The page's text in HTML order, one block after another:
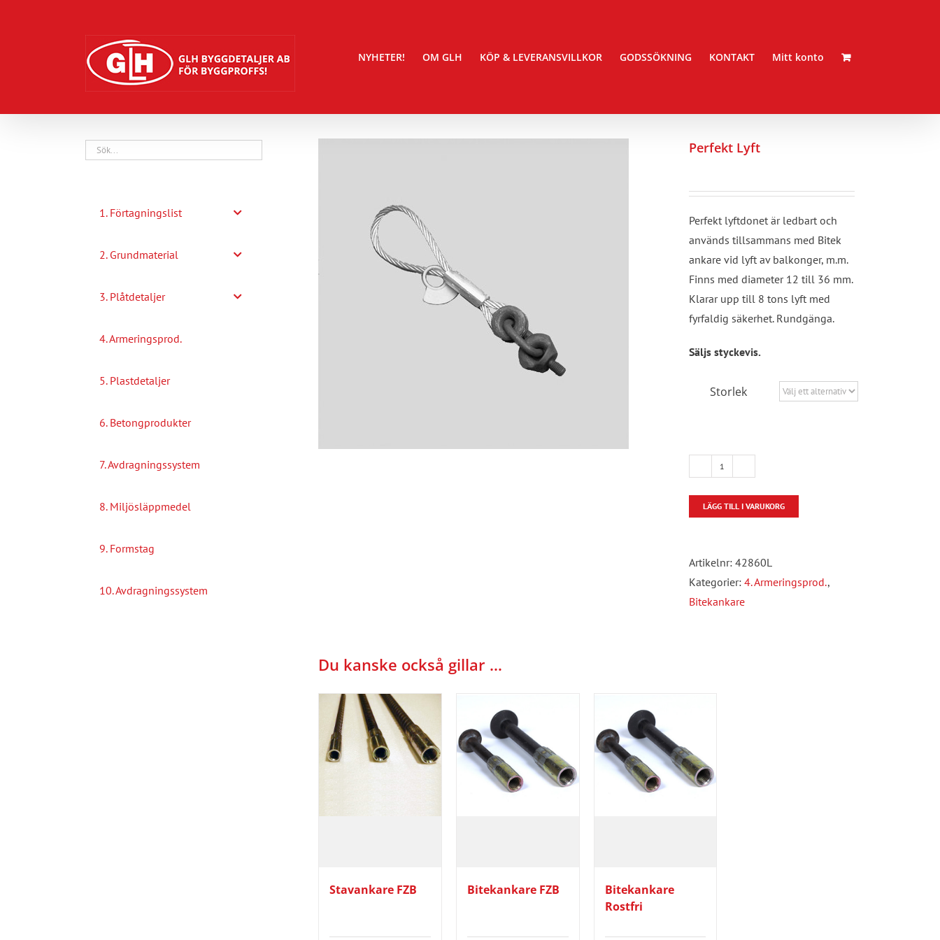
NYHETER! OM GLH KÖP & LEVERANSVILLKOR GODSSÖKNING KONTAKT Mitt konto
Perfekt Lyft
Perfekt lyftdonet är ledbart och
används tillsammans med Bitek
ankare vid lyft av balkonger, m.m.
Finns med diameter 12 till 36 mm.
Klarar upp till 8 tons lyft med
fyrfaldig säkerhet. Rundgänga.
Säljs styckevis.
Storlek
Perfekt
Lyft
mängd
LÄGG TILL I VARUKORG
Artikelnr: 42860L
Kategorier: 4. Armeringsprod.,
Bitekankare
Du kanske också gillar …
Stavankare FZB Bitekankare FZB
Bitekankare
Rostfri
1. Förtagningslist
2. Grundmaterial
3. Plåtdetaljer
4. Armeringsprod.
5. Plastdetaljer
6. Betongprodukter
7. Avdragningssystem
8. Miljösläppmedel
9. Formstag
10. Avdragningssystem